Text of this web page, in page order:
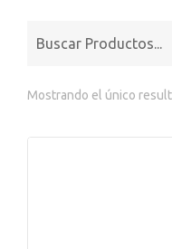
Mostrando el único